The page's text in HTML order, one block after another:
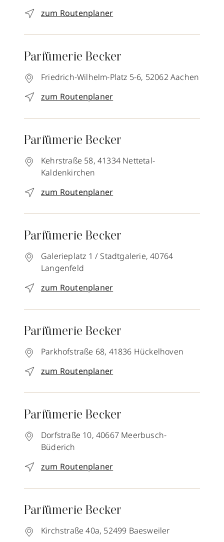
zum Routenplaner
Parfümerie Becker
Friedrich-Wilhelm-Platz 5-6, 52062 Aachen
zum Routenplaner
Parfümerie Becker
Kehrstraße 58, 41334 Nettetal-
Kaldenkirchen
zum Routenplaner
Parfümerie Becker
Galerieplatz 1 / Stadtgalerie, 40764
Langenfeld
zum Routenplaner
Parfümerie Becker
Parkhofstraße 68, 41836 Hückelhoven
zum Routenplaner
Parfümerie Becker
Dorfstraße 10, 40667 Meerbusch-
Büderich
zum Routenplaner
Parfümerie Becker
Kirchstraße 40a, 52499 Baesweiler